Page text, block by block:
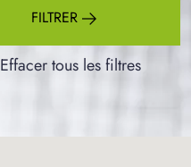
FILTRER
Effacer tous les filtres